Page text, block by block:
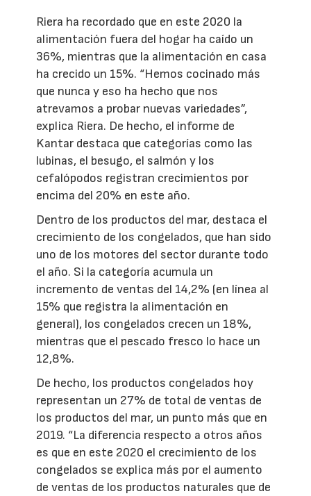
Riera ha recordado que en este 2020 la
alimentación fuera del hogar ha caído un
36%, mientras que la alimentación en casa
ha crecido un 15%. “Hemos cocinado más
que nunca y eso ha hecho que nos
atrevamos a probar nuevas variedades”,
explica Riera. De hecho, el informe de
Kantar destaca que categorías como las
lubinas, el besugo, el salmón y los
cefalópodos registran crecimientos por
encima del 20% en este año.
Dentro de los productos del mar, destaca el
crecimiento de los congelados, que han sido
uno de los motores del sector durante todo
el año. Si la categoría acumula un
incremento de ventas del 14,2% (en línea al
15% que registra la alimentación en
general), los congelados crecen un 18%,
mientras que el pescado fresco lo hace un
12,8%.
De hecho, los productos congelados hoy
representan un 27% de total de ventas de
los productos del mar, un punto más que en
2019. “La diferencia respecto a otros años
es que en este 2020 el crecimiento de los
congelados se explica más por el aumento
de ventas de los productos naturales que de